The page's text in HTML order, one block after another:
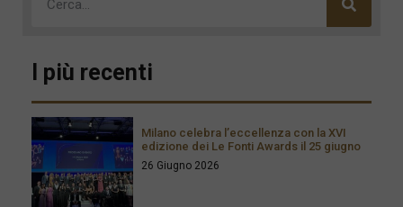
I più recenti
Milano celebra l’eccellenza con la XVI
edizione dei Le Fonti Awards il 25 giugno
26 Giugno 2026